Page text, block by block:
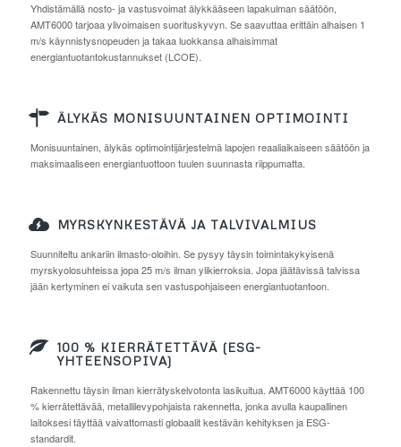
Yhdistämällä nosto- ja vastusvoimat älykkääseen lapakulman säätöön,
AMT6000 tarjoaa ylivoimaisen suorituskyvyn. Se saavuttaa erittäin alhaisen 1
m/s käynnistysnopeuden ja takaa luokkansa alhaisimmat
energiantuotantokustannukset (LCOE).
ÄLYKÄS MONISUUNTAINEN OPTIMOINTI
Monisuuntainen, älykäs optimointijärjestelmä lapojen reaaliaikaiseen säätöön ja
maksimaaliseen energiantuottoon tuulen suunnasta riippumatta.
MYRSKYNKESTÄVÄ JA TALVIVALMIUS
Suunniteltu ankariin ilmasto-oloihin. Se pysyy täysin toimintakykyisenä
myrskyolosuhteissa jopa 25 m/s ilman ylikierroksia. Jopa jäätävissä talvissa
jään kertyminen ei vaikuta sen vastuspohjaiseen energiantuotantoon.
100 % KIERRÄTETTÄVÄ (ESG-
YHTEENSOPIVA)
Rakennettu täysin ilman kierrätyskelvotonta lasikuitua. AMT6000 käyttää 100
% kierrätettävää, metallilevypohjaista rakennetta, jonka avulla kaupallinen
laitoksesi täyttää vaivattomasti globaalit kestävän kehityksen ja ESG-
standardit.